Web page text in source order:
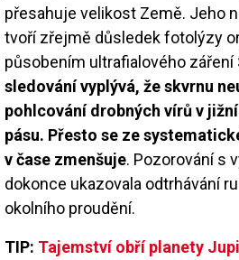
přesahuje velikost Země. Jeho
tvoří zřejmě důsledek fotolýzy
působením ultrafialového záření
sledování vyplývá, že skvrnu
pohlcování drobných vírů v
pásu. Přesto se ze
v čase zmenšuje. Pozorování s
dokonce ukazovala odtrhávání
okolního proudění.
TIP: Tajemství obří planety